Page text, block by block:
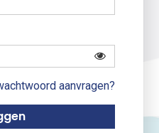
aanvragen?